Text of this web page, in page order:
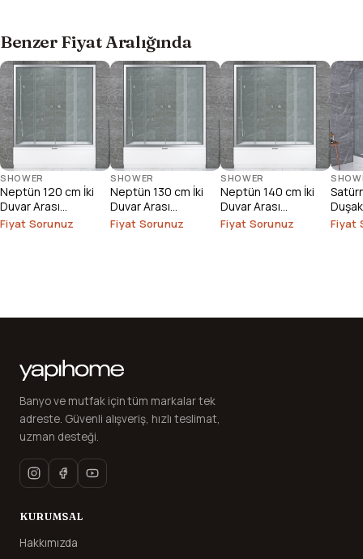
Benzer Fiyat Aralığında
SHOWER
Neptün 120 cm İki
Duvar Arası
Duşakabin
Fiyat Sorunuz
SHOWER
Neptün 130 cm İki
Duvar Arası
Duşakabin
Fiyat Sorunuz
SHOWER
Neptün 140 cm İki
Duvar Arası
Duşakabin
Fiyat Sorunuz Fiyat
Banyo ve mutfak için tüm markalar tek
adreste. Güvenli alışveriş, hızlı teslimat,
uzman desteği.
KURUMSAL
Hakkımızda